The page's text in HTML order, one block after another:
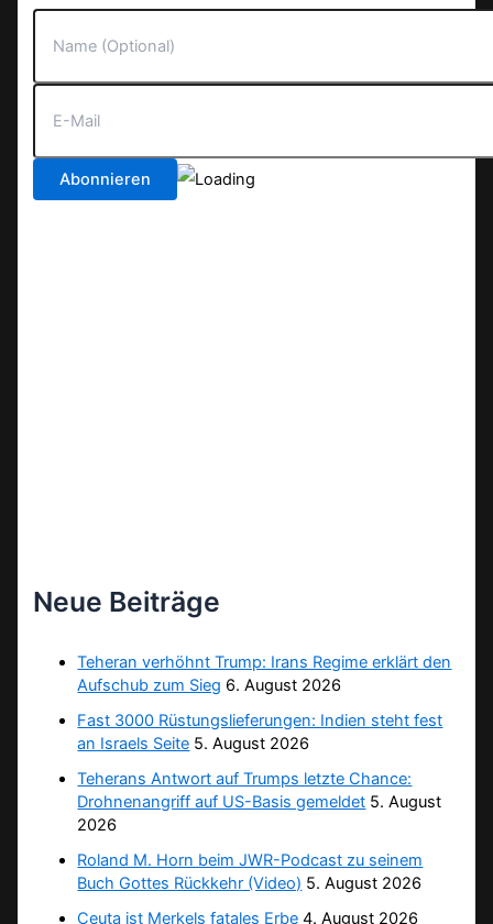
Neue Beiträge
Teheran verhöhnt Trump: Irans Regime erklärt den
Aufschub zum Sieg 6. August 2026
Fast 3000 Rüstungslieferungen: Indien steht fest
an Israels Seite 5. August 2026
Teherans Antwort auf Trumps letzte Chance:
Drohnenangriff auf US-Basis gemeldet 5. August
2026
Roland M. Horn beim JWR-Podcast zu seinem
Buch Gottes Rückkehr (Video) 5. August 2026
Ceuta ist Merkels fatales Erbe 4. August 2026